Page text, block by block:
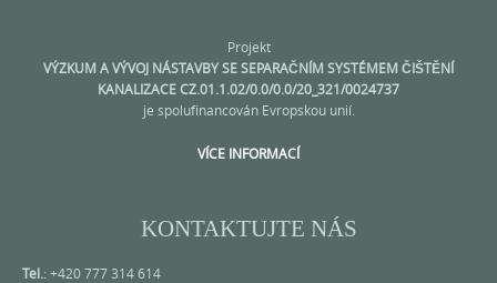
Projekt
VÝZKUM A VÝVOJ NÁSTAVBY SE SEPARAČNÍM SYSTÉMEM ČIŠTĚNÍ
KANALIZACE CZ.01.1.02/0.0/0.0/20_321/0024737
je spolufinancován Evropskou unií.
VÍCE INFORMACÍ
KONTAKTUJTE NÁS
Tel.: +420 777 314 614